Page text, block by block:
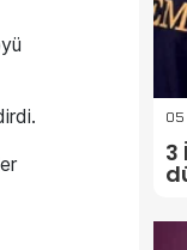
05
3